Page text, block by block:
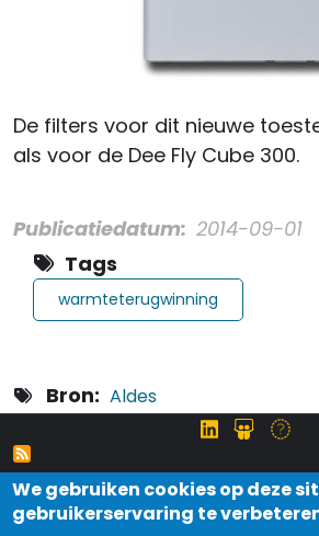
De filters voor dit nieuwe
als voor de Dee Fly Cube 300.
Publicatiedatum 2014-09-01
Tags
warmteterugwinning
Bron Aldes
We gebruiken cookies op deze
gebruikerservaring te